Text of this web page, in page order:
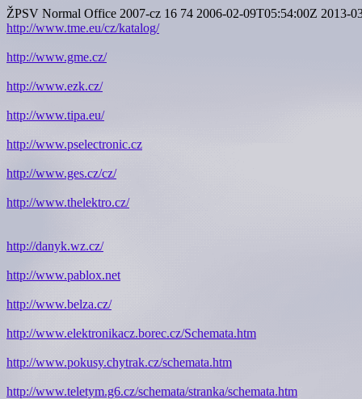
ŽPSV Normal Office 2007-cz 16 74 2006-02-09T05:54:00Z 2013-
http://www.tme.eu/cz/katalog/
http://www.gme.cz/
http://www.ezk.cz/
http://www.tipa.eu/
http://www.pselectronic.cz
http://www.ges.cz/cz/
http://www.thelektro.cz/
http://danyk.wz.cz/
http://www.pablox.net
http://www.belza.cz/
http://www.elektronikacz.borec.cz/Schemata.htm
http://www.pokusy.chytrak.cz/schemata.htm
http://www.teletym.g6.cz/schemata/stranka/schemata.htm